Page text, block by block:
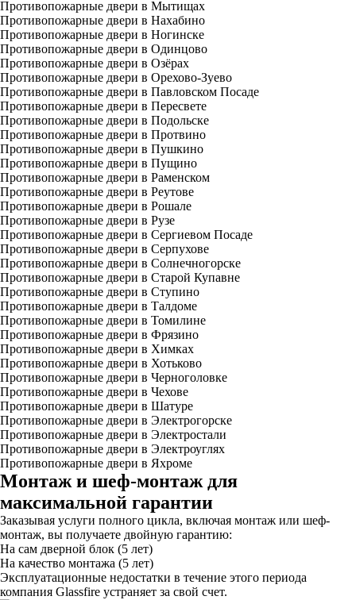
Противопожарные двери в Мытищах
Противопожарные двери в Нахабино
Противопожарные двери в Ногинске
Противопожарные двери в Одинцово
Противопожарные двери в Озёрах
Противопожарные двери в Орехово-Зуево
Противопожарные двери в Павловском Посаде
Противопожарные двери в Пересвете
Противопожарные двери в Подольске
Противопожарные двери в Протвино
Противопожарные двери в Пушкино
Противопожарные двери в Пущино
Противопожарные двери в Раменском
Противопожарные двери в Реутове
Противопожарные двери в Рошале
Противопожарные двери в Рузе
Противопожарные двери в Сергиевом Посаде
Противопожарные двери в Серпухове
Противопожарные двери в Солнечногорске
Противопожарные двери в Старой Купавне
Противопожарные двери в Ступино
Противопожарные двери в Талдоме
Противопожарные двери в Томилине
Противопожарные двери в Фрязино
Противопожарные двери в Химках
Противопожарные двери в Хотьково
Противопожарные двери в Черноголовке
Противопожарные двери в Чехове
Противопожарные двери в Шатуре
Противопожарные двери в Электрогорске
Противопожарные двери в Электростали
Противопожарные двери в Электроуглях
Противопожарные двери в Яхроме
Монтаж и шеф-монтаж для
максимальной гарантии
Заказывая услуги полного цикла, включая монтаж или шеф-
монтаж, вы получаете двойную гарантию:
На сам дверной блок (5 лет)
На качество монтажа (5 лет)
Эксплуатационные недостатки в течение этого периода
компания Glassfire устраняет за свой счет.